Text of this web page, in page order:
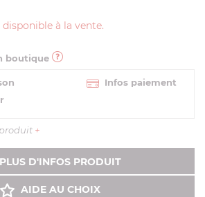
à la vente.
boutique
Infos paiement
+
PLUS D'INFOS PRODUIT
AIDE AU CHOIX